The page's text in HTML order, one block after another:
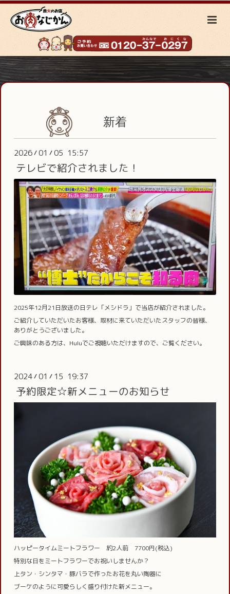
新着
2026/01 /05 15:57
テレビで紹介されました！
2025年12月21日放送の日テレ「メシドラ」で当店が紹介されました。
ご紹介していただいたお客様、取材に来ていただいたスタッフの皆様、
ありがとうございました。
ご興味のある方は、Huluでご視聴いただけますので、ご覧ください。
2024/01 / 15 19:37
予約限定☆新メニューのお知らせ
ハッピータイムミートフラワー 約2人前 7700円(税込)
特別な日をミートフラワーでお祝いしませんか？
上タン・シンタマ・豚バラで作ったお花を丸い陶器に
ブーケのように可愛らしく盛り付けた新メニュー。